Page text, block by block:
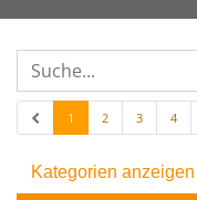
1 2 3 4
Kategorien anzeigen